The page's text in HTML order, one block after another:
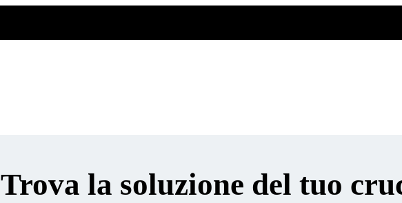
Trova la soluzione del tuo